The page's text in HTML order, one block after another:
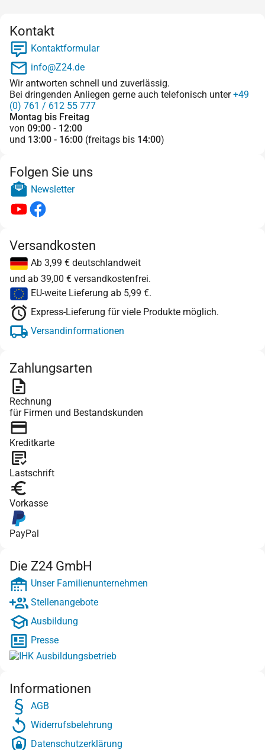
Kontakt
Kontaktformular
info@Z24.de
Wir antworten schnell und zuverlässig.
Bei dringenden Anliegen gerne auch telefonisch unter+49
(0) 761 / 612 55 777
Montag bis Freitag
von 09:00 - 12:00
und 13:00 - 16:00 (freitags bis 14:00)
Folgen Sie uns
Newsletter
Versandkosten
Ab 3,99 € deutschlandweit
und ab 39,00 € versandkostenfrei.
EU-weite Lieferung ab 5,99 €.
Express-Lieferung für viele Produkte möglich.
Versandinformationen
Zahlungsarten
Rechnung
für Firmen und Bestandskunden
Kreditkarte
Lastschrift
Vorkasse
PayPal
Die Z24 GmbH
Unser Familienunternehmen
Stellenangebote
Ausbildung
Presse
Informationen
AGB
Widerrufsbelehrung
Datenschutzerklärung